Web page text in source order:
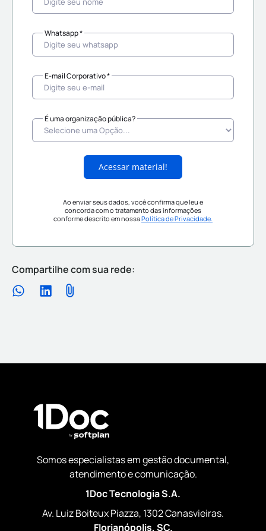
Whatsapp *
E-mail Corporativo *
É uma organização pública?
Acessar material!
Ao enviar seus dados, você confirma que leu e
concorda com o tratamento das informações
conforme descrito em nossaPolítica de Privacidade.
Compartilhe com sua rede:
Somos especialistas em gestão documental,
atendimento e comunicação.
1Doc Tecnologia S.A.
Av. Luiz Boiteux Piazza, 1302 Canasvieiras.
Florianópolis, SC.